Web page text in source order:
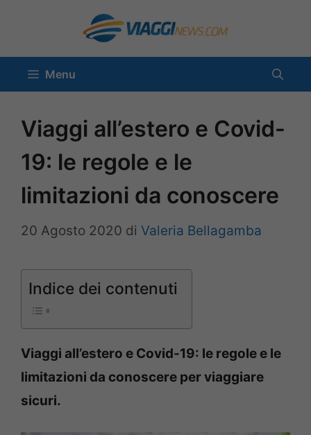
contenuto
Menu
Viaggi all’estero e Covid-
19: le regole e le
limitazioni da conoscere
20 Agosto 2020 di Valeria Bellagamba
Indice dei contenuti
Viaggi all’estero e Covid-19: le regole e le
limitazioni da conoscere per viaggiare
sicuri.